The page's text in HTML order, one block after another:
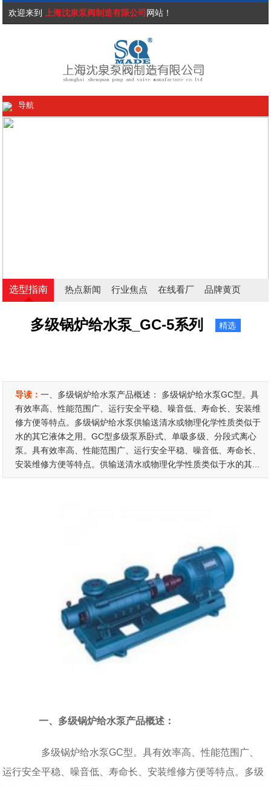
欢迎来到 上海沈泉泵阀制造有限公司 网站！
导航
选型指南 热点新闻 行业焦点 在线看厂 品牌黄页
多级锅炉给水泵_GC-5系列 精选
导读：一、多级锅炉给水泵产品概述： 多级锅炉给水泵GC型。具
有效率高、性能范围广、运行安全平稳、噪音低、寿命长、安装维
修方便等特点。多级锅炉给水泵供输送清水或物理化学性质类似于
水的其它液体之用。GC型多级泵系卧式、单吸多级、分段式离心
泵。具有效率高、性能范围广、运行安全平稳、噪音低、寿命长、
安装维修方便等特点。供输送清水或物理化学性质类似于水的其...
一、多级锅炉给水泵产品概述：
多级锅炉给水泵GC型。具有效率高、性能范围广、
运行安全平稳、噪音低、寿命长、安装维修方便等特点。多级